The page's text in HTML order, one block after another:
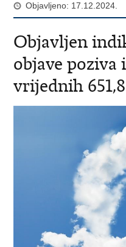
Objavljeno: 17.12.2024.
Objavljen
objave poziva
vrijednih